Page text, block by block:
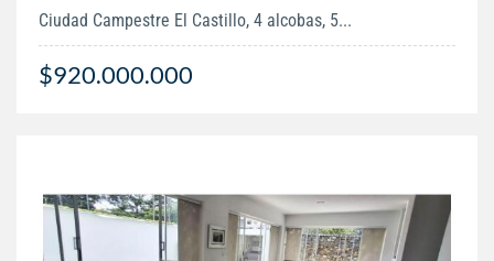
Ciudad Campestre El Castillo, 4 alcobas, 5...
$920.000.000